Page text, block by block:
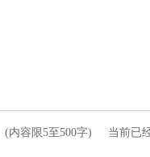
(内容限5至500字) 当前已